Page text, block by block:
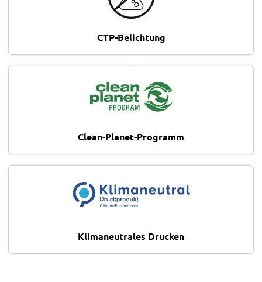
CTP-Belichtung
Clean-Planet-Programm
Klimaneutrales Drucken